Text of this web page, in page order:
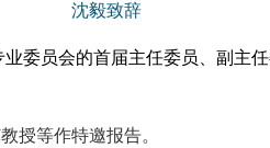
沈毅致辞
委员会的首届主任委员、副主
授等作特邀报告。